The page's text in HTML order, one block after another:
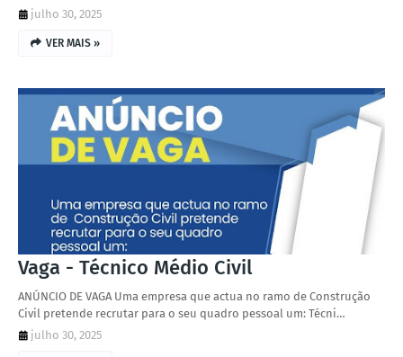
julho 30, 2025
VER MAIS »
Vaga - Técnico Médio Civil
ANÚNCIO DE VAGA Uma empresa que actua no ramo de Construção
Civil pretende recrutar para o seu quadro pessoal um: Técni…
julho 30, 2025